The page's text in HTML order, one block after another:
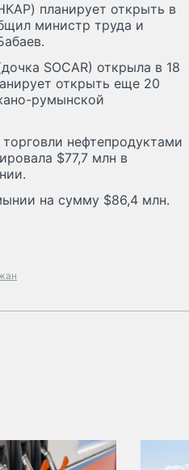
планирует открыть в
министр труда и
SOCAR) открыла в 18
открыть еще 20
румынской
нефтепродуктами
$77,7 млн в
на сумму $86,4 млн.